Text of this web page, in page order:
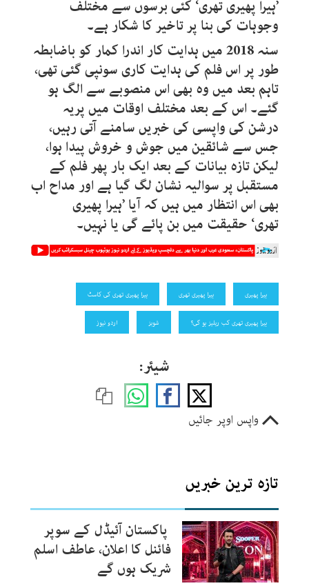
’ہیرا پھیری تھری‘ کئی برسوں سے مختلف
وجوہات کی بنا پر تاخیر کا شکار ہے۔
سنہ 2018 میں ہدایت کار اندرا کمار کو باضابطہ
طور پر اس فلم کی ہدایت کاری سونپی گئی تھی،
تاہم بعد میں وہ بھی اس منصوبے سے الگ ہو
گئے۔ اس کے بعد مختلف اوقات میں پریہ
درشن کی واپسی کی خبریں سامنے آتی رہیں،
جس سے شائقین میں جوش و خروش پیدا ہوا،
لیکن تازہ بیانات کے بعد ایک بار پھر فلم کے
مستقبل پر سوالیہ نشان لگ گیا ہے اور مداح اب
بھی اس انتظار میں ہیں کہ آیا ’ہیرا پھیری
تھری‘ حقیقت میں بن پائے گی یا نہیں۔
ہیرا پھیری ہیرا پھیری تھری ہیرا پھیری تھری کی کاسٹ
ہیرا پھیری تھری کب ریلیز ہو گی؟ شوبز اردو نیوز
شیئر:
واپس اوپر جائیں
تازہ ترین خبریں
پاکستان آئیڈل کے سوپر
فائنل کا اعلان، عاطف اسلم
شریک ہوں گے